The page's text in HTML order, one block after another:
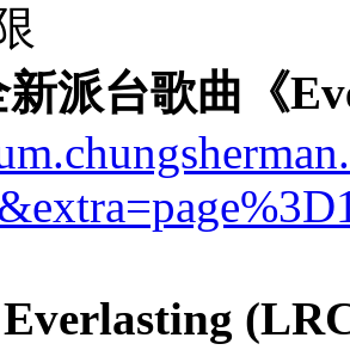
派台歌曲《